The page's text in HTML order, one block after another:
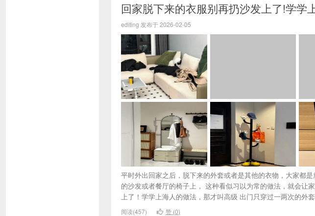
回家脱下来的衣服别再扔沙发上了!学学
editing 发布于 2026-02-05
平时外出回家之后，脱下来的外套或者是其他的衣物，大家都
的沙发或者餐厅的椅子上， 这种看似习以为常的做法，就会让
上了！学学上海人的做法，那才叫高级 出门只穿过一两次的外
阅读(457) 赞 (0)